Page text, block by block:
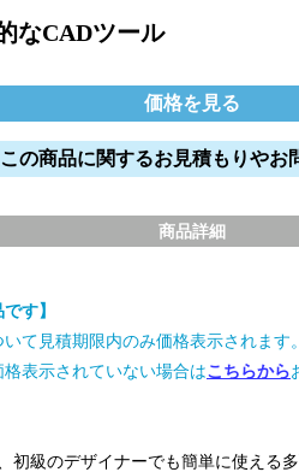
なCADツール
価格を見る
この商品に関するお見積もりやお
商品詳細
す】
て見積期限内のみ価格表示されます。
表示されていない場合はこちらから
初級のデザイナーでも簡単に使える